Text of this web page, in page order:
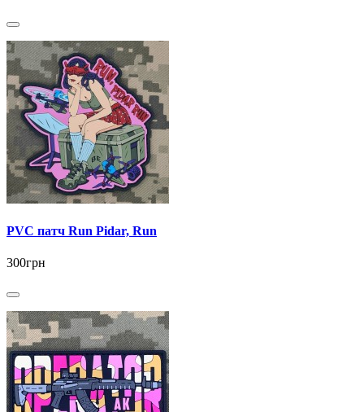
PVC патч Run Pidar, Run
300грн